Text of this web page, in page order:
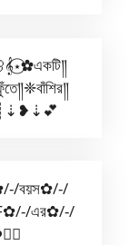
বয়স✿/-/
এর✿/-/